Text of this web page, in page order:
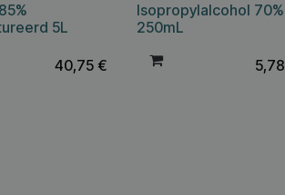
5L
40,75€
Isopropylalcohol 70%
250mL
5,78